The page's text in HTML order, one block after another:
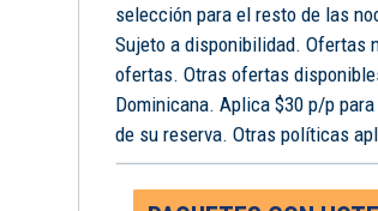
selección para el resto de las
Sujeto a disponibilidad. Ofertas
ofertas. Otras ofertas
Dominicana. Aplica $30 p/p
de su reserva. Otras políticas